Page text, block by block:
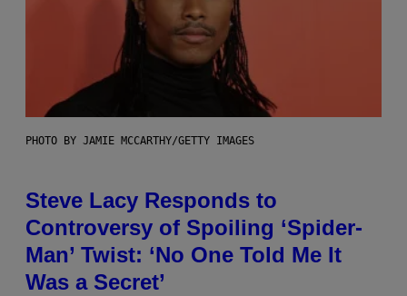
PHOTO BY JAMIE MCCARTHY/GETTY IMAGES
Steve Lacy Responds to
Controversy of Spoiling ‘Spider-
Man’ Twist: ‘No One Told Me It
Was a Secret’